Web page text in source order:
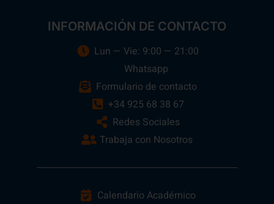
INFORMACIÓN DE CONTACTO
Lun — Vie: 9:00 — 21:00
Whatsapp
Formulario de contacto
+34 925 68 38 67
Redes Sociales
Trabaja con Nosotros
Calendario Académico